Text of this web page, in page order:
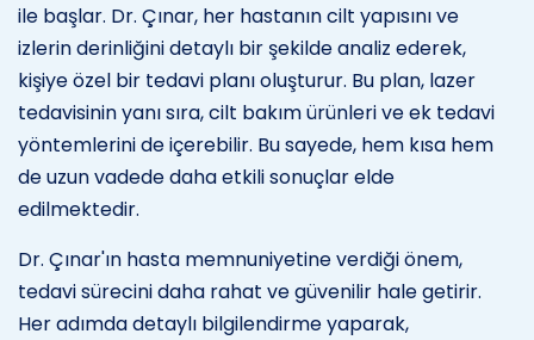
ile başlar. Dr. Çınar, her hastanın cilt yapısını ve
izlerin derinliğini detaylı bir şekilde analiz ederek,
kişiye özel bir tedavi planı oluşturur. Bu plan, lazer
tedavisinin yanı sıra, cilt bakım ürünleri ve ek tedavi
yöntemlerini de içerebilir. Bu sayede, hem kısa hem
de uzun vadede daha etkili sonuçlar elde
edilmektedir.
Dr. Çınar'ın hasta memnuniyetine verdiği önem,
tedavi sürecini daha rahat ve güvenilir hale getirir.
Her adımda detaylı bilgilendirme yaparak,